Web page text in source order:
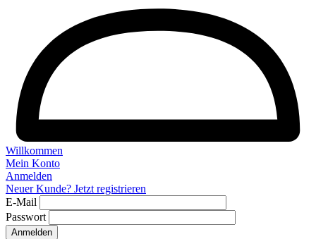
Willkommen
Mein Konto
Anmelden
Neuer Kunde? Jetzt registrieren
E-Mail
Passwort
Anmelden